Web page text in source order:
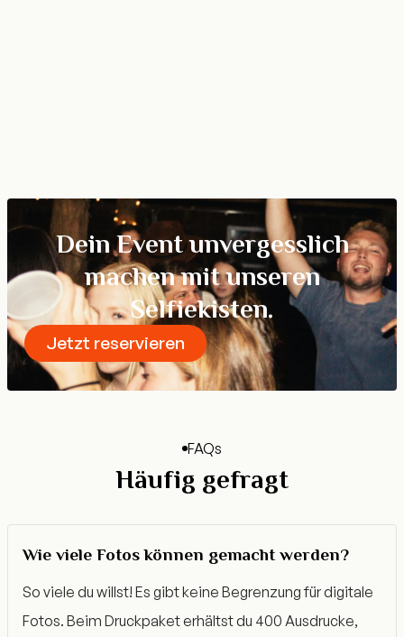
Dein Event unvergesslich
machen mit unseren
Selfiekisten.
Jetzt reservieren
Reservieren
FAQs
Häufig gefragt
Wie viele Fotos können gemacht werden?
So viele du willst! Es gibt keine Begrenzung für digitale
Fotos. Beim Druckpaket erhältst du 400 Ausdrucke,